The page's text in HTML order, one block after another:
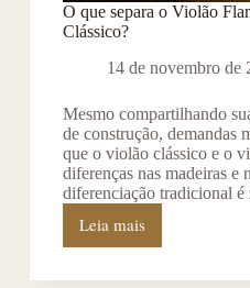
O que separa o Violão
Clássico?
14 de novembro de
Mesmo compartilhando
de construção, demandas
que o violão clássico e o
diferenças nas madeiras e
diferenciação tradicional
Leia mais